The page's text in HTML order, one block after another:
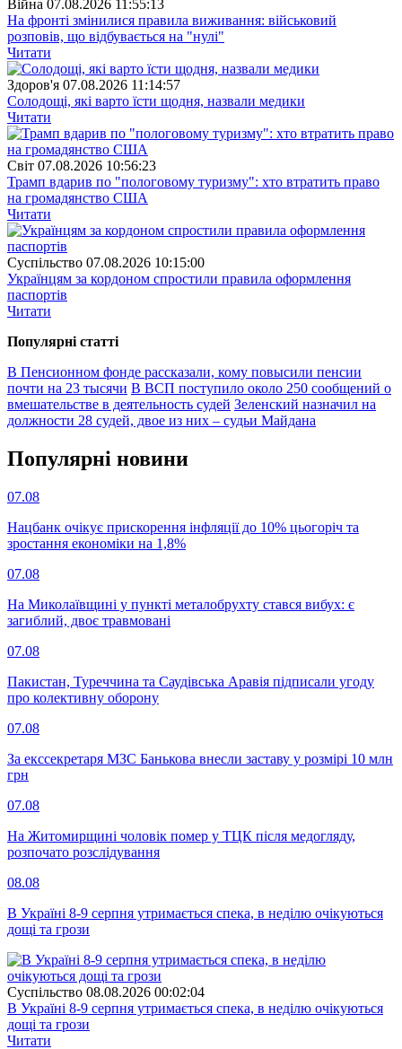
Війна 07.08.2026 11:55:13
На фронті змінилися правила виживання: військовий
розповів, що відбувається на "нулі"
Читати
Здоров'я 07.08.2026 11:14:57
Солодощі, які варто їсти щодня, назвали медики
Читати
Свiт 07.08.2026 10:56:23
Трамп вдарив по "пологовому туризму": хто втратить право
на громадянство США
Читати
Суспiльство 07.08.2026 10:15:00
Українцям за кордоном спростили правила оформлення
паспортів
Читати
Популярнi статтi
В Пенсионном фонде рассказали, кому повысили пенсии
почти на 23 тысячи В ВСП поступило около 250 сообщений о
вмешательстве в деятельность судей Зеленский назначил на
должности 28 судей, двое из них – судьи Майдана
Популярнi новини
07.08
Нацбанк очікує прискорення інфляції до 10% цьогоріч та
зростання економіки на 1,8%
07.08
На Миколаївщині у пункті металобрухту стався вибух: є
загиблий, двоє травмовані
07.08
Пакистан, Туреччина та Саудівська Аравія підписали угоду
про колективну оборону
07.08
За екссекретаря МЗС Банькова внесли заставу у розмірі 10 млн
грн
07.08
На Житомирщині чоловік помер у ТЦК після медогляду,
розпочато розслідування
08.08
В Україні 8-9 серпня утримається спека, в неділю очікуються
дощі та грози
Суспiльство 08.08.2026 00:02:04
В Україні 8-9 серпня утримається спека, в неділю очікуються
дощі та грози
Читати